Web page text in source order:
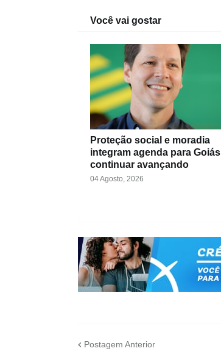
Você vai gostar
Proteção social e moradia
integram agenda para Goiás
continuar avançando
04 Agosto, 2026
Postagem Anterior